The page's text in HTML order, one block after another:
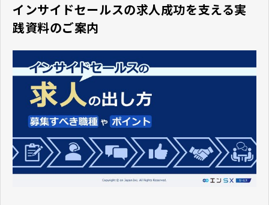
インサイドセールスの求人成功を支える実
践資料のご案内